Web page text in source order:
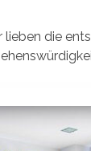
lieben die